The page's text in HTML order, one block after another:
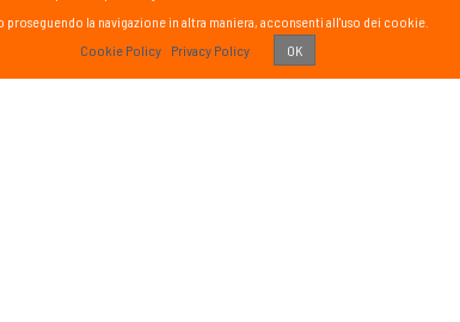
proseguendo la navigazione in altra maniera, acconsenti all'uso dei cookie.
Cookie Policy
Privacy Policy OK